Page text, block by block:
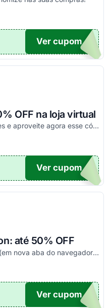
O100
Ver cupom
OFF na loja virtual
Consulte produtos participantes e aproveite agora esse código promocional!
20
Ver cupom
até 50% OFF
Pegue para ser redirecionado (em nova aba do navegador) e acesse todos os cupons disponíveis da Amazon Brasil. Aproveite para economizar nesse link. Corra e garanta já o seu descon...
TICO
Ver cupom